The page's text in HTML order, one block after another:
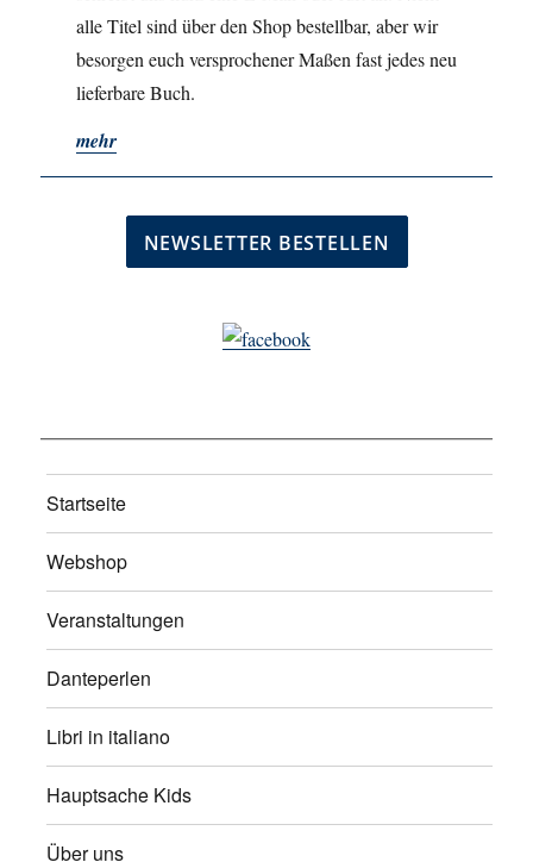
alle Titel sind über den Shop bestellbar, aber wir
besorgen euch versprochener Maßen fast jedes neu
lieferbare Buch.
mehr
Startseite
Webshop
Veranstaltungen
Danteperlen
Libri in italiano
Hauptsache Kids
Über uns